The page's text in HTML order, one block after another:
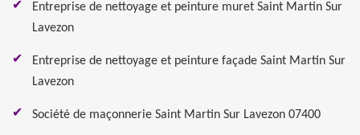
Entreprise de nettoyage et peinture muret Saint Martin Sur
Lavezon
Entreprise de nettoyage et peinture façade Saint Martin Sur
Lavezon
Société de maçonnerie Saint Martin Sur Lavezon 07400